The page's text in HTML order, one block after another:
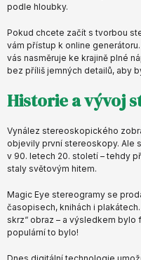
podle hloubky.
Pokud chcete začít s tvorbou
vám přístup k online
vás nasměruje ke krajině plné
bez příliš jemných detailů, aby
Historie a vývoj
Vynález stereoskopického
objevily první stereoskopy. Ale
v 90. letech 20. století – tehdy
staly světovým hitem.
Magic Eye stereogramy se
časopisech, knihách i
skrz“ obraz – a výsledkem
populární to bylo!